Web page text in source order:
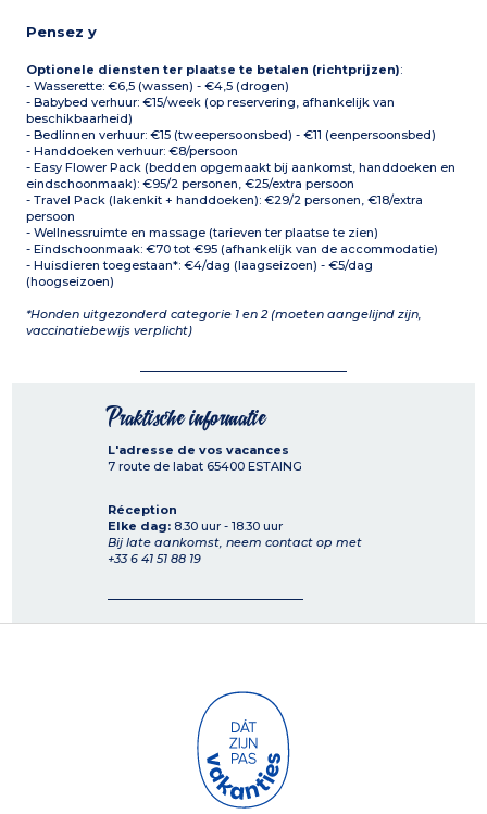
Pensez y
Optionele diensten ter plaatse te betalen (richtprijzen):
- Wasserette: €6,5 (wassen) - €4,5 (drogen)
- Babybed verhuur: €15/week (op reservering, afhankelijk van
beschikbaarheid)
- Bedlinnen verhuur: €15 (tweepersoonsbed) - €11 (eenpersoonsbed)
- Handdoeken verhuur: €8/persoon
- Easy Flower Pack (bedden opgemaakt bij aankomst, handdoeken en
eindschoonmaak): €95/2 personen, €25/extra persoon
- Travel Pack (lakenkit + handdoeken): €29/2 personen, €18/extra
persoon
- Wellnessruimte en massage (tarieven ter plaatse te zien)
- Eindschoonmaak: €70 tot €95 (afhankelijk van de accommodatie)
- Huisdieren toegestaan*: €4/dag (laagseizoen) - €5/dag
(hoogseizoen)
*Honden uitgezonderd categorie 1 en 2 (moeten aangelijnd zijn,
vaccinatiebewijs verplicht)
Praktische informatie
L'adresse de vos vacances
7 route de labat 65400 ESTAING
Réception
Elke dag: 8.30 uur - 18.30 uur
Bij late aankomst, neem contact op met
+33 6 41 51 88 19